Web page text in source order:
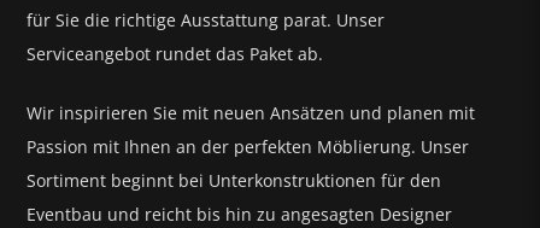
für Sie die richtige Ausstattung parat. Unser
Serviceangebot rundet das Paket ab.
Wir inspirieren Sie mit neuen Ansätzen und planen mit
Passion mit Ihnen an der perfekten Möblierung. Unser
Sortiment beginnt bei Unterkonstruktionen für den
Eventbau und reicht bis hin zu angesagten Designer